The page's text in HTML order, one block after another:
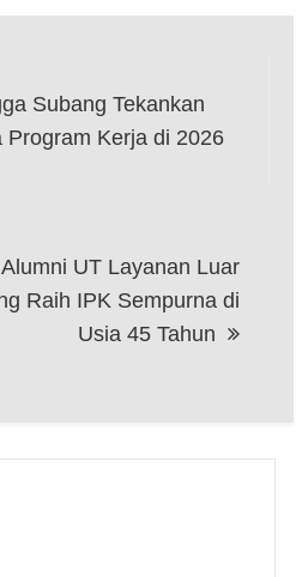
Subang Tekankan
Program Kerja di 2026
UT Layanan Luar
Raih IPK Sempurna di
Usia 45 Tahun